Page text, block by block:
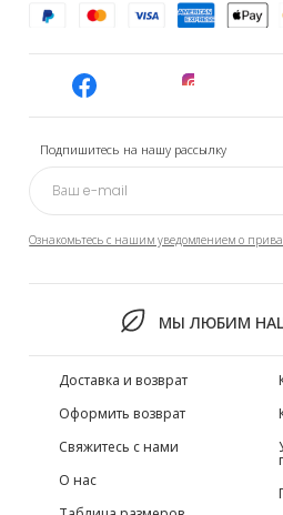
Подпишитесь на нашу рассылку
Ознакомьтесь с нашим уведомлением о
МЫ ЛЮБИМ
Доставка и возврат
Оформить возврат
Свяжитесь с нами
О нас